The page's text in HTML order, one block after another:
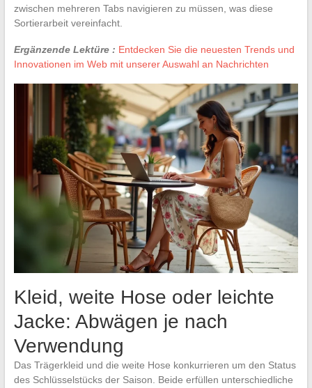
zwischen mehreren Tabs navigieren zu müssen, was diese
Sortierarbeit vereinfacht.
Ergänzende Lektüre : Entdecken Sie die neuesten Trends und
Innovationen im Web mit unserer Auswahl an Nachrichten
Kleid, weite Hose oder leichte
Jacke: Abwägen je nach
Verwendung
Das Trägerkleid und die weite Hose konkurrieren um den Status
des Schlüsselstücks der Saison. Beide erfüllen unterschiedliche